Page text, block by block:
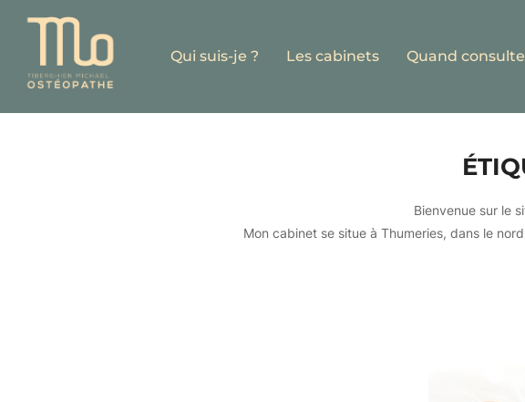
contenu
Qui suis-je ? Les cabinets Quand
Bienvenue sur le
Mon cabinet se situe à Thumeries, dans le